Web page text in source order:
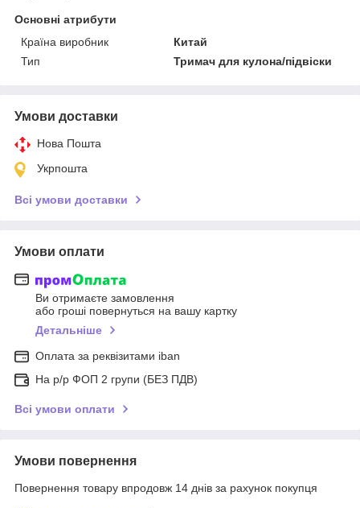
Основні атрибути
Країна виробник
Китай
Тип
Тримач для кулона/підвіски
Умови доставки
Нова Пошта
Укрпошта
Всі умови доставки
Умови оплати
Ви отримаєте замовлення
або гроші повернуться на вашу картку
Детальніше
Оплата за реквізитами iban
На р/р ФОП 2 групи (БЕЗ ПДВ)
Всі умови оплати
Умови повернення
Повернення товару впродовж 14 днів за рахунок покупця